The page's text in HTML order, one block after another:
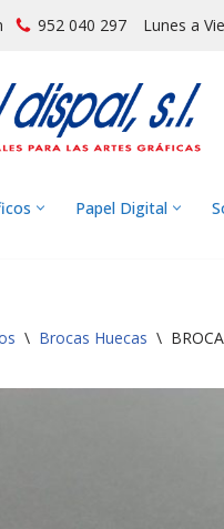
952 040 297 Lunes a
Papel Digital
\ Brocas Huecas \